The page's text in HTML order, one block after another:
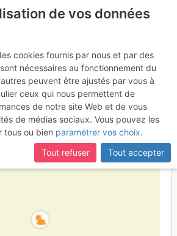
de Sialouze :
Vendredi 16 juin 2017
Hautes-Alpes Écrins
de vos données
cookies fournis par nous et par des
nécessaires au fonctionnement du
peuvent être ajustés par vous à
ceux qui nous permettent de
de notre site Web et de vous
de médias sociaux. Vous pouvez les
tous ou bien paramétrer vos choix.
Tout refuser
Tout accepter